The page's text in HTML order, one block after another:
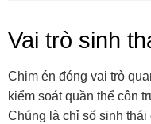
Vai trò sinh
Chim én đóng vai trò
kiểm soát quần thể côn
Chúng là chỉ số sinh thái